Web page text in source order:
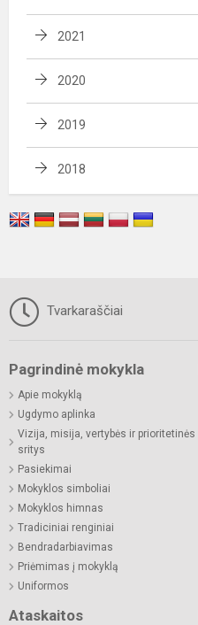
2021
2020
2019
2018
Tvarkaraščiai
Pagrindinė mokykla
Apie mokyklą
Ugdymo aplinka
Vizija, misija, vertybės ir prioritetinės
sritys
Pasiekimai
Mokyklos simboliai
Mokyklos himnas
Tradiciniai renginiai
Bendradarbiavimas
Priėmimas į mokyklą
Uniformos
Ataskaitos